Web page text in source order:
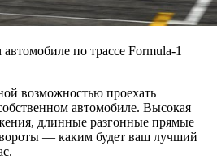
по трассе Formula-1
возможностью проехать
автомобиле. Высокая
длинные разгонные прямые
— каким будет ваш лучший